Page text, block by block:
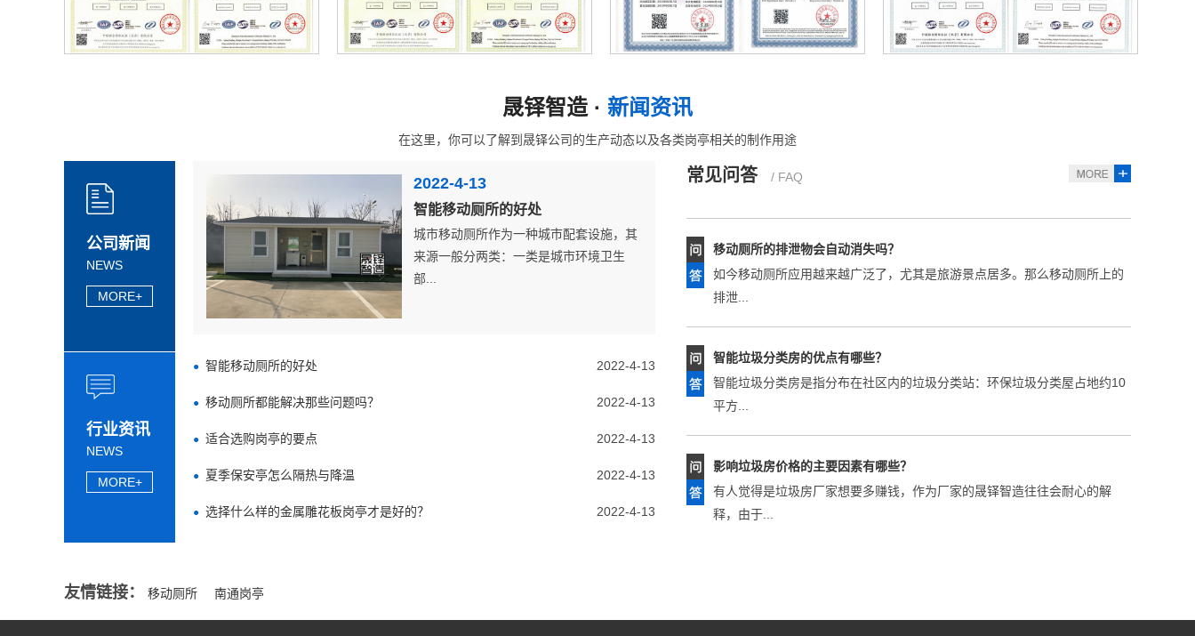
晟铎智造 · 新闻资讯
在这里，你可以了解到晟铎公司的生产动态以及各类岗亭相关的制作用途
公司新闻
NEWS
MORE+
行业资讯
NEWS
MORE+
2022-4-13
智能移动厕所的好处
城市移动厕所作为一种城市配套设施，其
来源一般分两类：一类是城市环境卫生
部...
智能移动厕所的好处 2022-4-13
移动厕所都能解决那些问题吗？ 2022-4-13
适合选购岗亭的要点 2022-4-13
夏季保安亭怎么隔热与降温 2022-4-13
选择什么样的金属雕花板岗亭才是好的？ 2022-4-13
常见问答 / FAQ
每一天垃圾的产生量都较为庞大，通过各区域垃圾收集后集中处理，在当下
垃圾分...
立柱选...
排泄...
平方...
释，由于...
友情链接： 移动厕所 南通岗亭